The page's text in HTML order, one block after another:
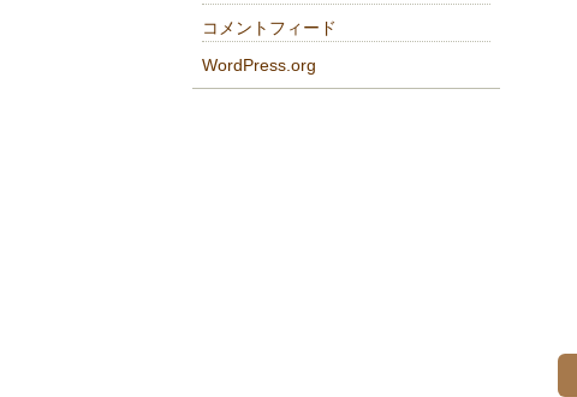
コメントフィード
WordPress.org